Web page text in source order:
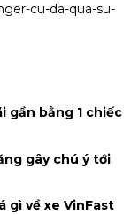
cu-da-qua-su-
gần bằng 1 chiếc
gây chú ý tới
gì về xe VinFast